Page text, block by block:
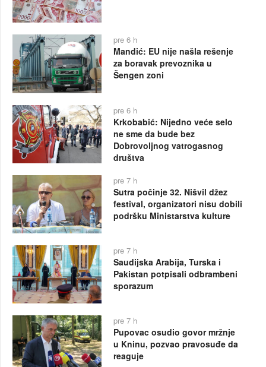
pre 6 h
Mandić: EU nije našla rešenje
za boravak prevoznika u
Šengen zoni
pre 6 h
Krkobabić: Nijedno veće selo
ne sme da bude bez
Dobrovoljnog vatrogasnog
društva
pre 7 h
Sutra počinje 32. Nišvil džez
festival, organizatori nisu dobili
podršku Ministarstva kulture
pre 7 h
Saudijska Arabija, Turska i
Pakistan potpisali odbrambeni
sporazum
pre 7 h
Pupovac osudio govor mržnje
u Kninu, pozvao pravosuđe da
reaguje